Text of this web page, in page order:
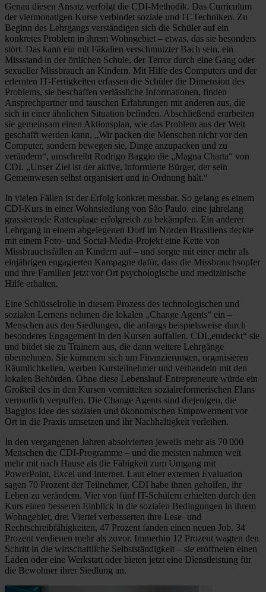
Genau diesen Ansatz verfolgt die CDI-Methodik. Das Curriculum
der viermonatigen Kurse verbindet soziale und IT-Techniken. Zu
Beginn des Lehrgangs verständigen sich die Schüler auf ein
konkretes Problem in ihrem Wohngebiet – etwas, das sie besonders
stört. Das kann ein mit Fäkalien verschmutzter Bach sein, ein
Missstand in der örtlichen Schule, der Terror durch eine Gang oder
sexueller Missbrauch an Kindern. Mit Hilfe des Computers und der
erlernten IT-Fertigkeiten erfassen die Schüler die Dimension des
Problems, sie beschaffen verlässliche Informationen, finden
Ansprechpartner und tauschen Erfahrungen mit anderen aus, die
sich in einer ähnlichen Situation befinden. Abschließend erarbeiten
sie gemeinsam einen Aktionsplan, wie das Problem aus der Welt
geschafft werden kann. „Wir packen die Menschen nicht vor den
Computer, sondern bewegen sie, Dinge anzupacken und zu
verändern“, umschreibt Rodrigo Baggio die „Magna Charta“ von
CDI. „Unser Ziel ist der aktive, informierte Bürger, der sein
Gemeinwesen selbst organisiert und in Ordnung hält.“
In vielen Fällen ist der Erfolg konkret messbar. So gelang es einem
CDI-Kurs in einer Wohnsiedlung von São Paulo, eine jahrelang
grassierende Rattenplage erfolgreich zu bekämpfen. Ein anderer
Lehrgang in einem abgelegenen Dorf im Norden Brasiliens deckte
mit einem Foto- und Social-Media-Projekt eine Kette von
Missbrauchsfällen an Kindern auf – und sorgte mit einer mehr als
einjährigen engagierten Kampagne dafür, dass die Missbrauchsopfer
und ihre Familien jetzt vor Ort psychologische und medizinische
Hilfe erhalten.
Eine Schlüsselrolle in diesem Prozess des technologischen und
sozialen Lernens nehmen die lokalen „Change Agents“ ein –
Menschen aus den Siedlungen, die anfangs beispielsweise durch
besonderes Engagement in den Kursen auffallen. CDI„entdeckt“ sie
und bildet sie zu Trainern aus, die dann weitere Lehrgänge
übernehmen. Sie kümmern sich um Finanzierungen, organisieren
Räumlichkeiten, werben Kursteilnehmer und verhandeln mit den
lokalen Behörden. Ohne diese Lebenslauf-Entrepreneure würde ein
Großteil des in den Kursen vermittelten sozialreformerischen Elans
vermutlich verpuffen. Die Change Agents sind diejenigen, die
Baggios Idee des sozialen und ökonomischen Empowerment vor
Ort in die Praxis umsetzen und ihr Nachhaltigkeit verleihen.
In den vergangenen Jahren absolvierten jeweils mehr als 70 000
Menschen die CDI-Programme – und die meisten nahmen weit
mehr mit nach Hause als die Fähigkeit zum Umgang mit
PowerPoint, Excel und Internet. Laut einer externen Evaluation
sagen 70 Prozent der Teilnehmer, CDI habe ihnen geholfen, ihr
Leben zu verändern. Vier von fünf IT-Schülern erhielten durch den
Kurs einen besseren Einblick in die sozialen Bedingungen in ihrem
Wohngebiet, drei Viertel verbesserten ihre Lese- und
Rechtschreibfähigkeiten, 47 Prozent fanden einen neuen Job, 34
Prozent verdienen mehr als zuvor. Immerhin 12 Prozent wagten den
Schritt in die wirtschaftliche Selbstständigkeit – sie eröffneten einen
Laden oder eine Werkstatt oder bieten jetzt eine Dienstleistung für
die Bewohner ihrer Siedlung an.